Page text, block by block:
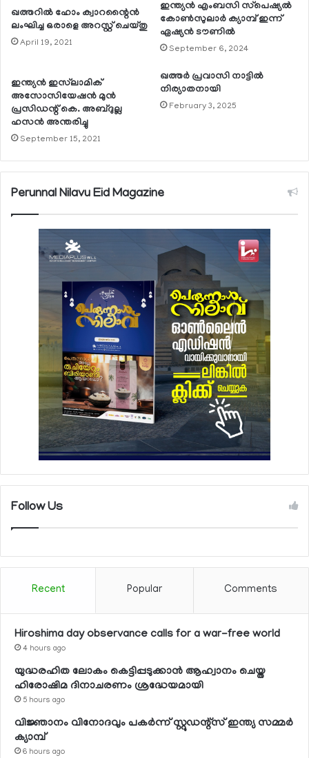
ഖത്തറില്‍ ഹോം ക്വാറന്റൈന്‍
ലംഘിച്ച ഒരാളെ അറസ്റ്റ് ചെയ്തു
April 19, 2021
ഇന്ത്യന്‍ എംബസി സ്‌പെഷ്യല്‍
കോണ്‍സുലാര്‍ ക്യാമ്പ് ഇന്ന്
ഏഷ്യന്‍ ടൗണില്‍
September 6, 2024
ഇന്ത്യന്‍ ഇസ്‌ലാമിക്
അസോസിയേഷന്‍ മുന്‍
പ്രസിഡന്റ് കെ. അബ്ദുല്ല
ഹസന്‍ അന്തരിച്ചു
September 15, 2021
ഖത്തര്‍ പ്രവാസി നാട്ടില്‍
നിര്യാതനായി
February 3, 2025
Perunnal Nilavu Eid Magazine
Follow Us
Recent Popular Comments
Hiroshima day observance calls for a war-free world
4 hours ago
യുദ്ധരഹിത ലോകം കെട്ടിപ്പടുക്കാന്‍ ആഹ്വാനം ചെയ്ത
ഹിരോഷിമ ദിനാചരണം ശ്രദ്ധേയമായി
5 hours ago
വിജ്ഞാനം വിനോദവും പകര്‍ന്ന് സ്റ്റുഡന്റ്‌സ് ഇന്ത്യ സമ്മര്‍
ക്യാമ്പ്
6 hours ago